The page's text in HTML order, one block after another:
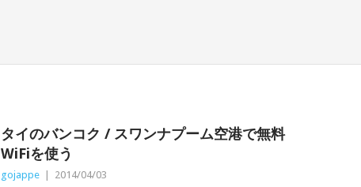
タイのバンコク / スワンナプーム空港で無料
WiFiを使う
gojappe 2014/04/03